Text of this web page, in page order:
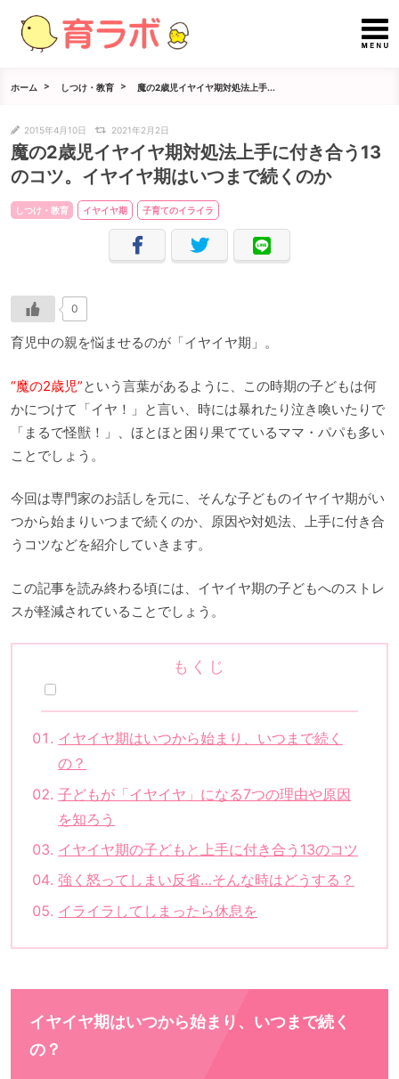
ホーム しつけ・教育 魔の2歳児イヤイヤ期対処法上手...
2015年4月10日 2021年2月2日
魔の2歳児イヤイヤ期対処法上手に付き合う13
のコツ。イヤイヤ期はいつまで続くのか
しつけ・教育 イヤイヤ期 子育てのイライラ
0
育児中の親を悩ませるのが「イヤイヤ期」。
“魔の2歳児”という言葉があるように、この時期の子どもは何
かにつけて「イヤ！」と言い、時には暴れたり泣き喚いたりで
「まるで怪獣！」、ほとほと困り果てているママ・パパも多い
ことでしょう。
今回は専門家のお話しを元に、そんな子どものイヤイヤ期がい
つから始まりいつまで続くのか、原因や対処法、上手に付き合
うコツなどを紹介していきます。
この記事を読み終わる頃には、イヤイヤ期の子どもへのストレ
スが軽減されていることでしょう。
もくじ
イヤイヤ期はいつから始まり、いつまで続く
の？
子どもが「イヤイヤ」になる7つの理由や原因
を知ろう
イヤイヤ期の子どもと上手に付き合う13のコツ
強く怒ってしまい反省…そんな時はどうする？
イライラしてしまったら休息を
イヤイヤ期はいつから始まり、いつまで続く
の？